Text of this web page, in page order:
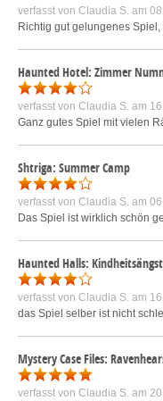
verfasst von Claudia S. am
Richtig gut gelungenes
Haunted Hotel: Zimmer
verfasst von Claudia S. am
Ganz gutes Spiel mit vielen
Shtriga: Summer Camp
verfasst von Claudia S. am
Das Spiel ist wirklich schön
Haunted Halls:
verfasst von Claudia S. am
das Spiel selber ist nicht
Mystery Case Files:
verfasst von Claudia S. am